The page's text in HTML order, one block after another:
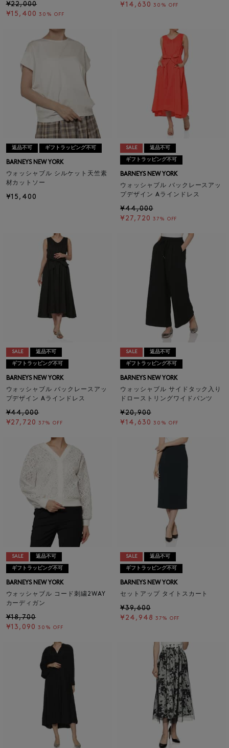
¥22,000
¥15,400 30% OFF
¥14,630 30% OFF
返品不可 ギフトラッピング不可
BARNEYS NEW YORK
ウォッシャブル シルケット天竺素
材カットソー
¥15,400
SALE 返品不可
ギフトラッピング不可
BARNEYS NEW YORK
ウォッシャブル バックレースアッ
プデザイン Aラインドレス
¥44,000
¥27,720 37% OFF
SALE 返品不可
ギフトラッピング不可
BARNEYS NEW YORK
ウォッシャブル バックレースアッ
プデザイン Aラインドレス
¥44,000
¥27,720 37% OFF
SALE 返品不可
ギフトラッピング不可
BARNEYS NEW YORK
ウォッシャブル サイドタック入り
ドローストリングワイドパンツ
¥20,900
¥14,630 30% OFF
SALE 返品不可
ギフトラッピング不可
BARNEYS NEW YORK
ウォッシャブル コード刺繍2WAY
カーディガン
¥18,700
¥13,090 30% OFF
SALE 返品不可
ギフトラッピング不可
BARNEYS NEW YORK
セットアップ タイトスカート
¥39,600
¥24,948 37% OFF